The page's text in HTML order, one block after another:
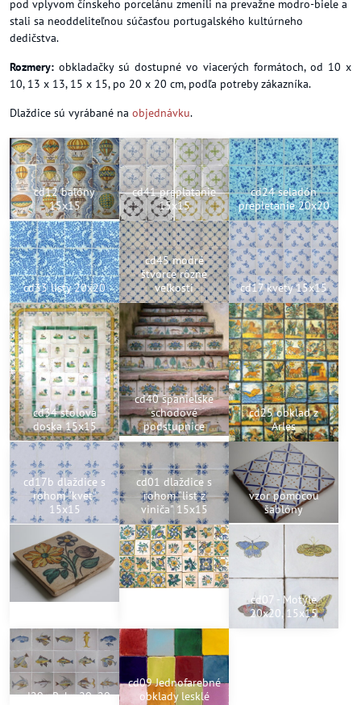
pod vplyvom čínskeho porcelánu zmenili na prevažne modro-biele a
stali sa neoddeliteľnou súčasťou portugalského kultúrneho
dedičstva.
Rozmery: obkladačky sú dostupné vo viacerých formátoch, od 10 x
10, 13 x 13, 15 x 15, po 20 x 20 cm, podľa potreby zákazníka.
Dlaždice sú vyrábané na objednávku.
cd12 balóny
15x15
cd41 preplatanie
15x15
cd24 seladón
prepletanie 20x20
cd33 listy 20x20
cd45 modré
štvorce rôzne
veľkosti
cd17 kvety 15x15
cd34 stolová
doska 15x15
cd40 španielske
schodové
podstupnice
cd25 obklad z
Arles
cd17b dlaždice s
rohom "kvet"
15x15
cd01 dlaždice s
rohom "list z
viniča" 15x15
vzor pomocou
šablóny
cd07 - Motýle
20x20, 15x15
cd29 - Ryby 20x20
cd09 Jednofarebné
obklady lesklé